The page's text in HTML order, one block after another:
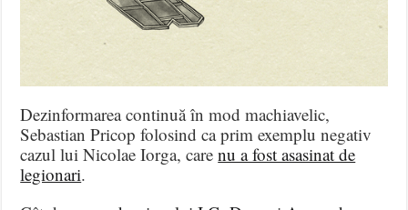
Dezinformarea continuă în mod machiavelic,
Sebastian Pricop folosind ca prim exemplu negativ
cazul lui Nicolae Iorga, carenu a fost asasinat de
legionari.